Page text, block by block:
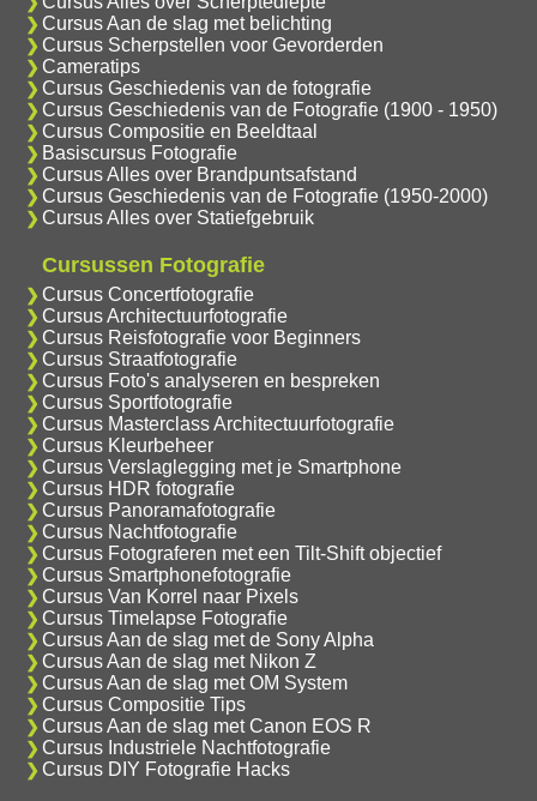
Cursus Aan de slag met belichting
Cursus Scherpstellen voor Gevorderden
Cameratips
Cursus Geschiedenis van de fotografie
Cursus Geschiedenis van de Fotografie (1900 - 1950)
Cursus Compositie en Beeldtaal
Basiscursus Fotografie
Cursus Alles over Brandpuntsafstand
Cursus Geschiedenis van de Fotografie (1950-2000)
Cursus Alles over Statiefgebruik
Cursussen Fotografie
Cursus Concertfotografie
Cursus Architectuurfotografie
Cursus Reisfotografie voor Beginners
Cursus Straatfotografie
Cursus Foto's analyseren en bespreken
Cursus Sportfotografie
Cursus Masterclass Architectuurfotografie
Cursus Kleurbeheer
Cursus Verslaglegging met je Smartphone
Cursus HDR fotografie
Cursus Panoramafotografie
Cursus Nachtfotografie
Cursus Fotograferen met een Tilt-Shift objectief
Cursus Smartphonefotografie
Cursus Van Korrel naar Pixels
Cursus Timelapse Fotografie
Cursus Aan de slag met de Sony Alpha
Cursus Aan de slag met Nikon Z
Cursus Aan de slag met OM System
Cursus Compositie Tips
Cursus Aan de slag met Canon EOS R
Cursus Industriele Nachtfotografie
Cursus DIY Fotografie Hacks